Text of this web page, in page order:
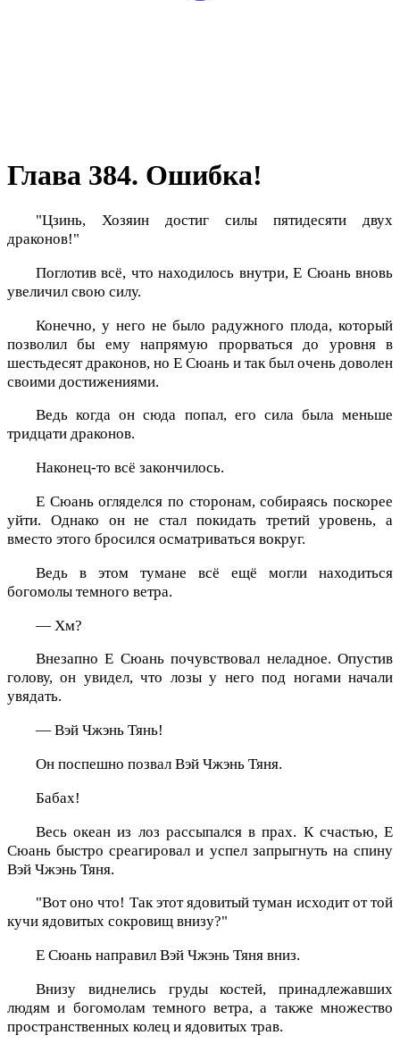
Глава 384. Ошибка!
"Цзинь, Хозяин достиг силы пятидесяти двух
драконов!"
Поглотив всё, что находилось внутри, Е Сюань вновь
увеличил свою силу.
Конечно, у него не было радужного плода, который
позволил бы ему напрямую прорваться до уровня в
шестьдесят драконов, но Е Сюань и так был очень доволен
своими достижениями.
Ведь когда он сюда попал, его сила была меньше
тридцати драконов.
Наконец-то всё закончилось.
Е Сюань огляделся по сторонам, собираясь поскорее
уйти. Однако он не стал покидать третий уровень, а
вместо этого бросился осматриваться вокруг.
Ведь в этом тумане всё ещё могли находиться
богомолы темного ветра.
— Хм?
Внезапно Е Сюань почувствовал неладное. Опустив
голову, он увидел, что лозы у него под ногами начали
увядать.
— Вэй Чжэнь Тянь!
Он поспешно позвал Вэй Чжэнь Тяня.
Бабах!
Весь океан из лоз рассыпался в прах. К счастью, Е
Сюань быстро среагировал и успел запрыгнуть на спину
Вэй Чжэнь Тяня.
"Вот оно что! Так этот ядовитый туман исходит от той
кучи ядовитых сокровищ внизу?"
Е Сюань направил Вэй Чжэнь Тяня вниз.
Внизу виднелись груды костей, принадлежавших
людям и богомолам темного ветра, а также множество
пространственных колец и ядовитых трав.